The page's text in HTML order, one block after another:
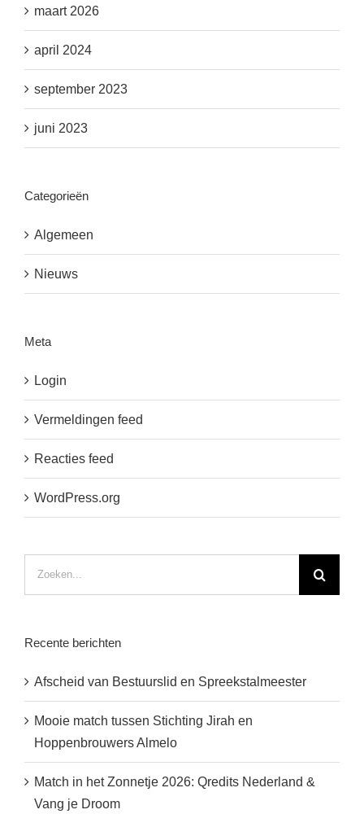
maart 2026
april 2024
september 2023
juni 2023
Categorieën
Algemeen
Nieuws
Meta
Login
Vermeldingen feed
Reacties feed
WordPress.org
Recente berichten
Afscheid van Bestuurslid en Spreekstalmeester
Mooie match tussen Stichting Jirah en
Hoppenbrouwers Almelo
Match in het Zonnetje 2026: Qredits Nederland &
Vang je Droom